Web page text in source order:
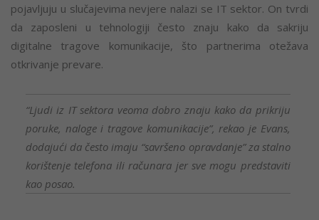
pojavljuju u slučajevima nevjere nalazi se IT sektor. On tvrdi
da zaposleni u tehnologiji često znaju kako da sakriju
digitalne tragove komunikacije, što partnerima otežava
otkrivanje prevare.
“Ljudi iz IT sektora veoma dobro znaju kako da prikriju
poruke, naloge i tragove komunikacije”, rekao je Evans,
dodajući da često imaju “savršeno opravdanje” za stalno
korištenje telefona ili računara jer sve mogu predstaviti
kao posao.